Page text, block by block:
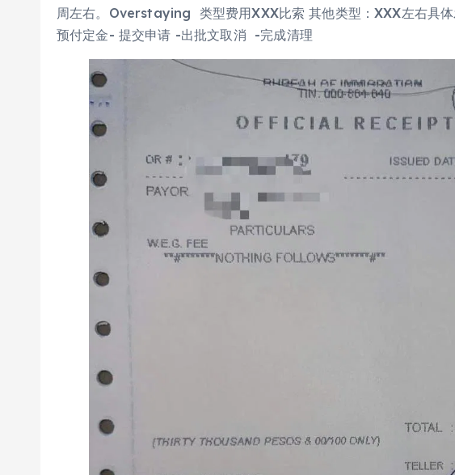
周左右。Overstaying 类型费用XXX比索 其他类型：XXX左右具
预付定金- 提交申请 -出批文取消 -完成清理